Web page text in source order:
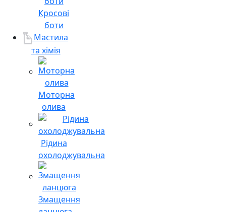
Кросові
боти
Мастила
та хімія
Моторна
олива
Рідина
охолоджувальна
Змащення